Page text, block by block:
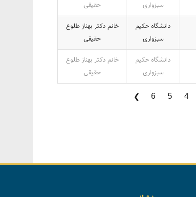
سبزواری
حقیقی
دانشگاه حکیم
سبزواری
خانم دکتر بهناز طلوع
حقیقی
دانشگاه حکیم
سبزواری
خانم دکتر بهناز طلوع
حقیقی
4
5
6
❯